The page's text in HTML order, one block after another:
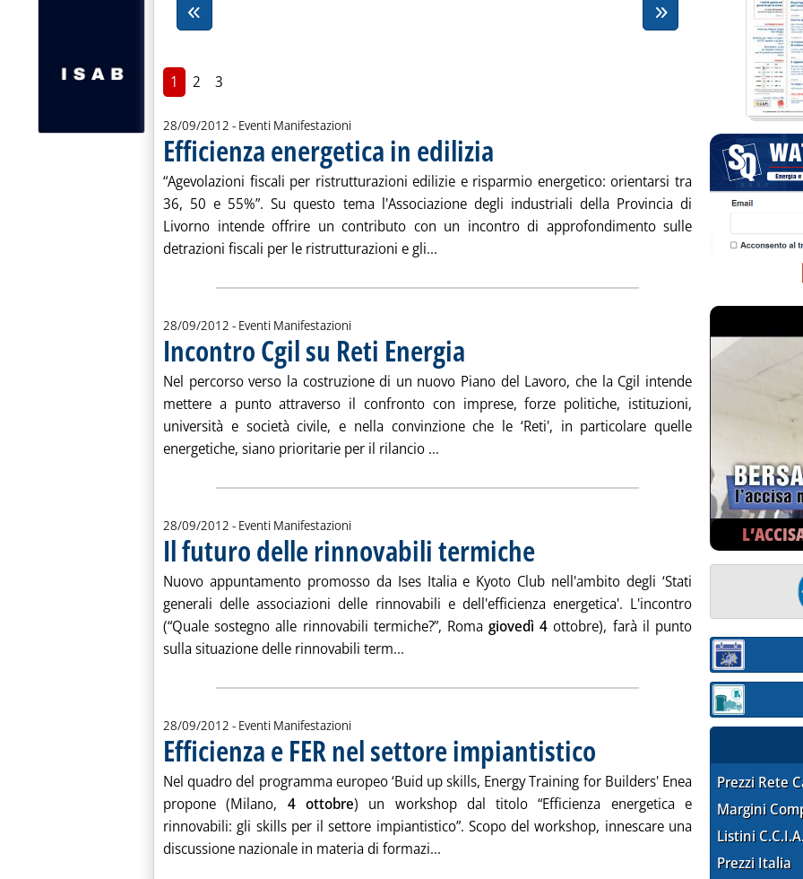
1 2 3
28/09/2012 - Eventi Manifestazioni
Efficienza energetica in edilizia
“Agevolazioni fiscali per ristrutturazioni edilizie e risparmio energetico: orientarsi tra
36, 50 e 55%”. Su questo tema l'Associazione degli industriali della Provincia di
Livorno intende offrire un contributo con un incontro di approfondimento sulle
detrazioni fiscali per le ristrutturazioni e gli... Leggi tutta la notizia: 'Efficienza energetica in edilizia'
28/09/2012 - Eventi Manifestazioni
Incontro Cgil su Reti Energia
Nel percorso verso la costruzione di un nuovo Piano del Lavoro, che la Cgil intende
mettere a punto attraverso il confronto con imprese, forze politiche, istituzioni,
università e società civile, e nella convinzione che le ‘Reti', in particolare quelle
energetiche, siano prioritarie per il rilancio ...
28/09/2012 - Eventi Manifestazioni
Il futuro delle rinnovabili termiche . Pubblicata venerdì 28 settembre 2012 alle 9.20.
Nuovo appuntamento promosso da Ises Italia e Kyoto Club nell'ambito degli ‘Stati
generali delle associazioni delle rinnovabili e dell'efficienza energetica'. L'incontro
(“Quale sostegno alle rinnovabili termiche?”, Romagiovedì 4 ottobre), farà il punto
sulla situazione delle rinnovabili term... Leggi tutta la notizia: 'Il futuro delle rinnovabili termiche'
28/09/2012 - Eventi Manifestazioni
Efficienza e FER nel settore impiantistico
Nel quadro del programma europeo ‘Buid up skills, Energy Training for Builders' Enea
propone (Milano, 4 ottobre) un workshop dal titolo “Efficienza energetica e
rinnovabili: gli skills per il settore impiantistico”. Scopo del workshop, innescare una
discussione nazionale in materia di formazi... Leggi tutta la notizia: 'Efficienza e FER nel settore
Sezione:
Sezione:
Prezzi Rete
Margini
Listini
Prezzi Italia